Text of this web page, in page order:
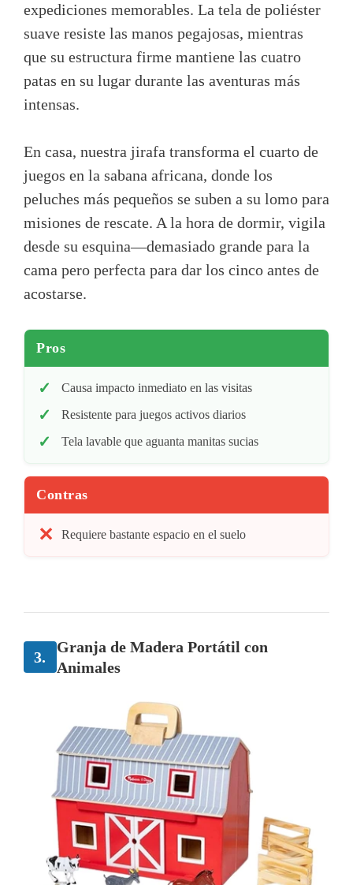
expediciones memorables. La tela de poliéster
suave resiste las manos pegajosas, mientras
que su estructura firme mantiene las cuatro
patas en su lugar durante las aventuras más
intensas.
En casa, nuestra jirafa transforma el cuarto de
juegos en la sabana africana, donde los
peluches más pequeños se suben a su lomo para
misiones de rescate. A la hora de dormir, vigila
desde su esquina—demasiado grande para la
cama pero perfecta para dar los cinco antes de
acostarse.
Pros
Causa impacto inmediato en las visitas
Resistente para juegos activos diarios
Tela lavable que aguanta manitas sucias
Contras
Requiere bastante espacio en el suelo
3.
Granja de Madera Portátil con
Animales